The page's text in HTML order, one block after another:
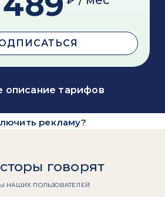
описание тарифов
рекламу?
говорят
НАШИХ ПОЛЬЗОВАТЕЛЕЙ